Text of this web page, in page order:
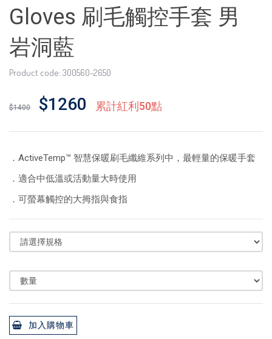
Gloves 刷毛觸控手套 男
岩洞藍
Product code: 300560-2650
$1400 $1260 累計紅利50點
．ActiveTemp™ 智慧保暖刷毛纖維系列中，最輕量的保暖手套
．適合中低溫或活動量大時使用
．可螢幕觸控的大拇指與食指
加入購物車